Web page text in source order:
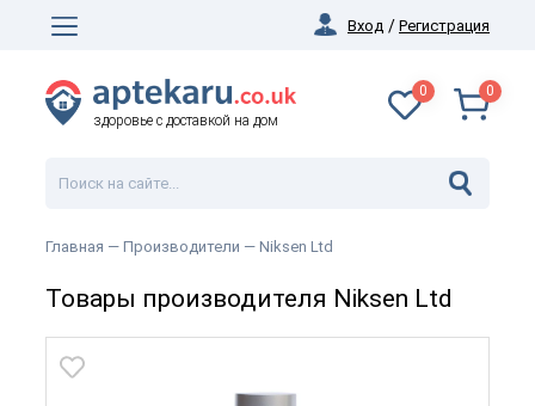
Вход / Регистрация
здоровье с доставкой на дом
0 0
Главная — Производители — Niksen Ltd
Товары производителя Niksen Ltd